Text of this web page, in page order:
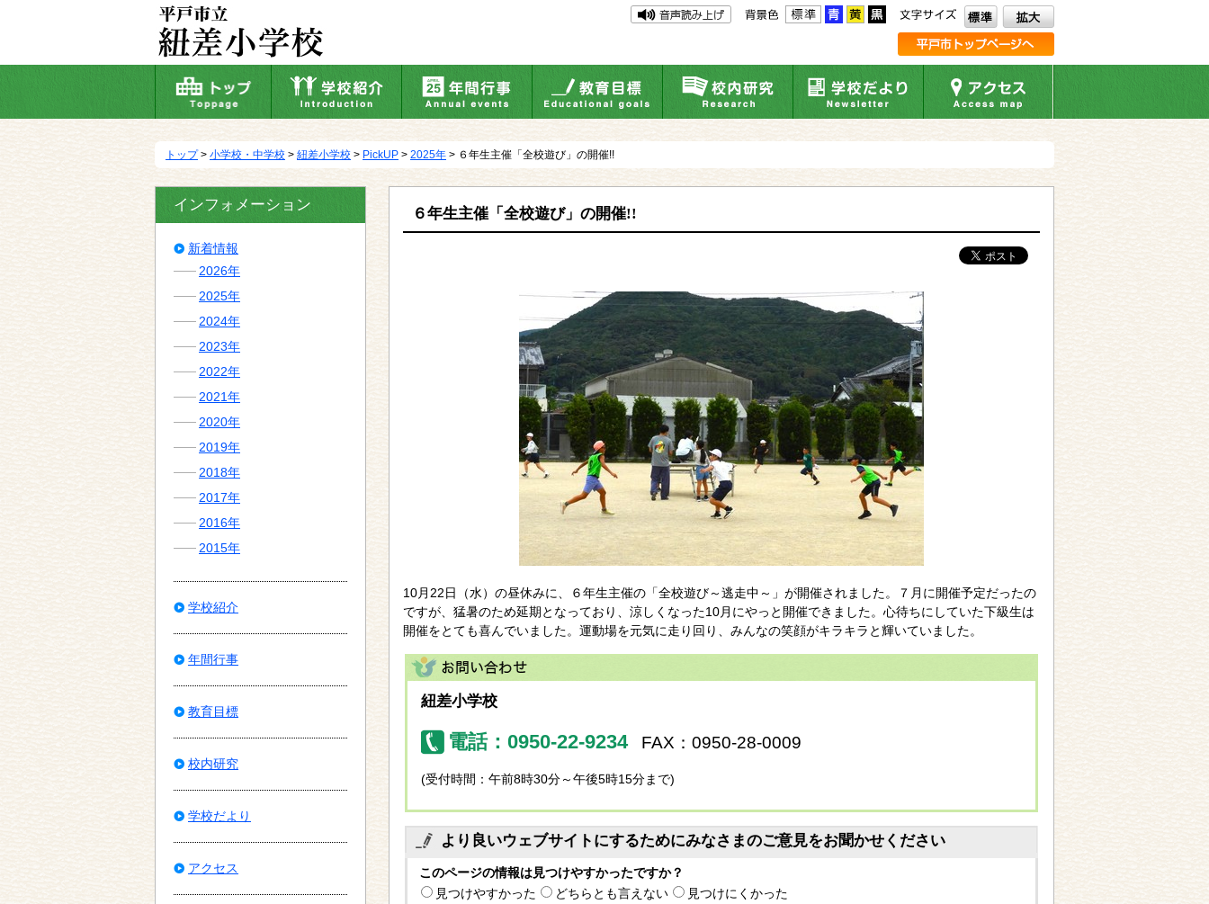
動
トップ> 小学校・中学校 > 紐差小学校 > PickUP > 2025年 > ６年生主催「全校遊び」の開催!!
６年生主催「全校遊び」の開催!!
10月22日（水）の昼休みに、６年生主催の「全校遊び～逃走中～」が開催されました。７月に開催予定だったの
ですが、猛暑のため延期となっており、涼しくなった10月にやっと開催できました。心待ちにしていた下級生は
開催をとても喜んでいました。運動場を元気に走り回り、みんなの笑顔がキラキラと輝いていました。
紐差小学校
電話：0950-22-9234 FAX：0950-28-0009
(受付時間：午前8時30分～午後5時15分まで)
より良いウェブサイトにするためにみなさまのご意見をお聞かせください
このページの情報は見つけやすかったですか？
見つけやすかった
どちらとも言えない
見つけにくかった
インフォメーション
新着情報
2026年
2025年
2024年
2023年
2022年
2021年
2020年
2019年
2018年
2017年
2016年
2015年
学校紹介
年間行事
教育目標
校内研究
学校だより
アクセス